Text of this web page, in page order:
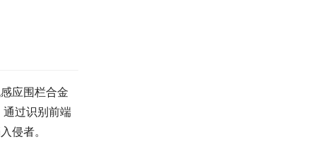
应围栏合金
过识别前端
侵者。